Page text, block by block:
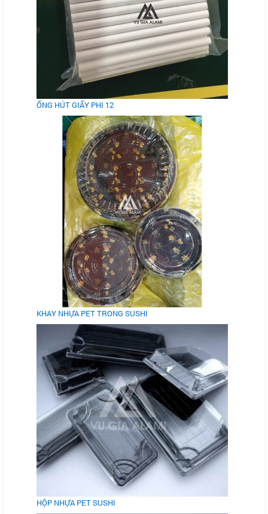
ỐNG HÚT GIẤY PHI 12
KHAY NHỰA PET TRONG SUSHI
HỘP NHỰA PET SUSHI